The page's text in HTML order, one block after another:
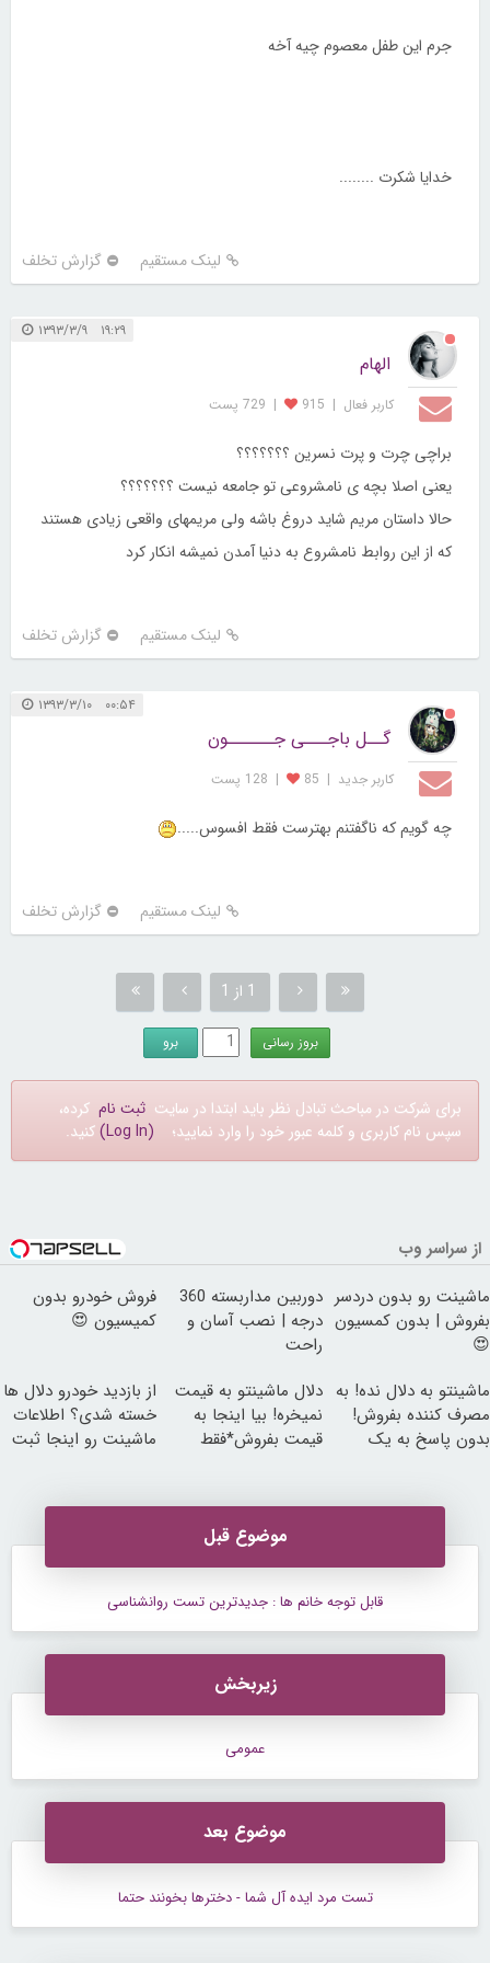
جرم این طفل معصوم چیه آخه
خدایا شکرت ........
لینک مستقیم گزارش تخلف
۱۹:۲۹ ۱۳۹۳/۳/۹
الهام
کاربر فعال |
915
| 729 پست
براچی چرت و پرت نسرین ؟؟؟؟؟؟؟
یعنی اصلا بچه ی نامشروعی تو جامعه نیست ؟؟؟؟؟؟؟
حالا داستان مریم شاید دروغ باشه ولی مریمهای واقعی زیادی هستند
که از این روابط نامشروع به دنیا آمدن نمیشه انکار کرد
لینک مستقیم گزارش تخلف
۰۰:۵۴ ۱۳۹۳/۳/۱۰
گــل باجـــی جــــــون
کاربر جديد |
85
| 128 پست
چه گویم که ناگفتنم بهترست فقط افسوس.....
لینک مستقیم گزارش تخلف
1 از 1
برای شرکت در مباحث تبادل نظر باید ابتدا در سایت ثبت نام کرده،
سپس نام کاربری و کلمه عبور خود را وارد نمایید؛ (Log In) کنید.
از سراسر وب
ماشینت رو بدون دردسر
بفروش | بدون کمسیون
😍
دوربین مداربسته 360
درجه | نصب آسان و
راحت
فروش خودرو بدون
کمیسیون 😍
ماشینتو به دلال نده! به
مصرف کننده بفروش!
بدون پاسخ به یک
دلال ماشینتو به قیمت
نمیخره! بیا اینجا به
قیمت بفروش*فقط
از بازدید خودرو دلال ها
خسته شدی؟ اطلاعات
ماشینت رو اینجا ثبت
موضوع قبل
قابل توجه خانم ها : جدیدترین تست روانشناسی
زیربخش
عمومی
موضوع بعد
تست مرد ایده آل شما - دخترها بخونند حتما